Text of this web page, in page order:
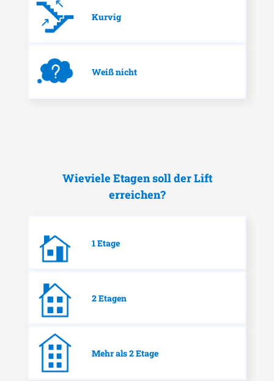
Kurvig
Weiß nicht
Wieviele Etagen soll der Lift
erreichen?
1 Etage
2 Etagen
Mehr als 2 Etage